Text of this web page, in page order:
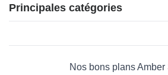
1001 Pendules
Fanci
I perles
L Atelier D Amaya
Principales catégories
Maison & JardinNos bons plans Amber